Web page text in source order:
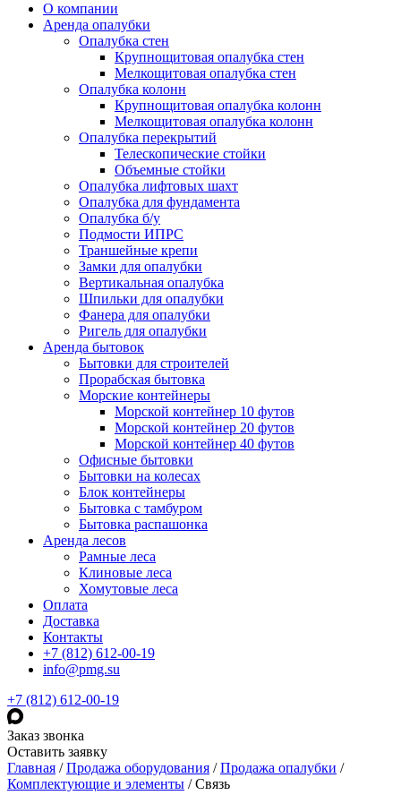
О компании
Аренда опалубки
Опалубка стен
Крупнощитовая опалубка стен
Мелкощитовая опалубка стен
Опалубка колонн
Крупнощитовая опалубка колонн
Мелкощитовая опалубка колонн
Опалубка перекрытий
Телескопические стойки
Объемные стойки
Опалубка лифтовых шахт
Опалубка для фундамента
Опалубка б/у
Подмости ИПРС
Траншейные крепи
Замки для опалубки
Вертикальная опалубка
Шпильки для опалубки
Фанера для опалубки
Ригель для опалубки
Аренда бытовок
Бытовки для строителей
Прорабская бытовка
Морские контейнеры
Морской контейнер 10 футов
Морской контейнер 20 футов
Морской контейнер 40 футов
Офисные бытовки
Бытовки на колесах
Блок контейнеры
Бытовка с тамбуром
Бытовка распашонка
Аренда лесов
Рамные леса
Клиновые леса
Хомутовые леса
Оплата
Доставка
Контакты
+7 (812) 612-00-19
info@pmg.su
+7 (812) 612-00-19
Заказ звонка
Оставить заявку
Главная /Продажа оборудования /Продажа опалубки /
Комплектующие и элементы /Связь